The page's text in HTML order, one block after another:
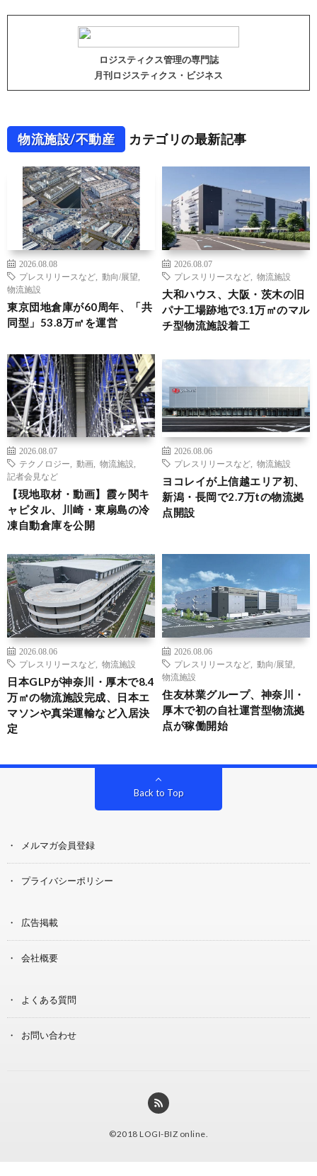
ロジスティクス管理の専門誌
月刊ロジスティクス・ビジネス
物流施設/不動産 カテゴリの最新記事
2026.08.08
プレスリリースなど
動向/展望
物流施設
東京団地倉庫が60周年、「共
同型」53.8万㎡を運営
2026.08.07
プレスリリースなど
物流施設
大和ハウス、大阪・茨木の旧
パナ工場跡地で3.1万㎡のマル
チ型物流施設着工
2026.08.07
テクノロジー
動画 物流施設
記者会見など
【現地取材・動画】霞ヶ関キ
ャピタル、川崎・東扇島の冷
凍自動倉庫を公開
2026.08.06
プレスリリースなど
物流施設
ヨコレイが上信越エリア初、
新潟・長岡で2.7万tの物流拠
点開設
2026.08.06
プレスリリースなど
物流施設
日本GLPが神奈川・厚木で8.4
万㎡の物流施設完成、日本エ
マソンや真栄運輸など入居決
定
2026.08.06
プレスリリースなど
動向/展望
物流施設
住友林業グループ、神奈川・
厚木で初の自社運営型物流拠
点が稼働開始
Back to Top
メルマガ会員登録
プライバシーポリシー
広告掲載
会社概要
よくある質問
お問い合わせ
©2018 LOGI-BIZ online